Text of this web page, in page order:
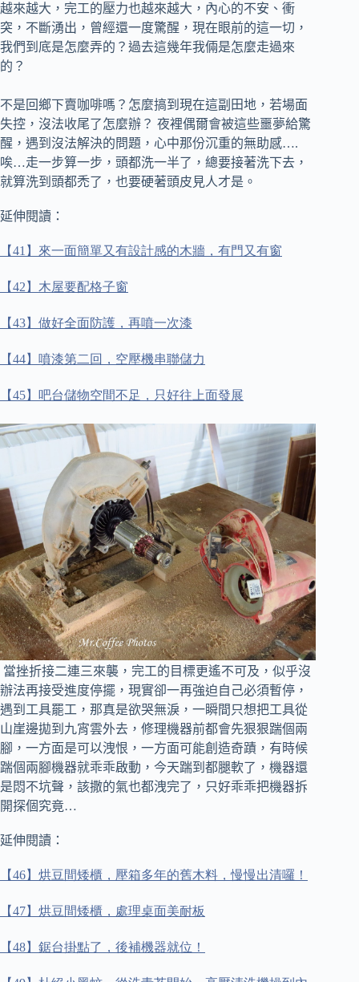
越來越大，完工的壓力也越來越大，內心的不安、衝
突，不斷湧出，曾經還一度驚醒，現在眼前的這一切，
我們到底是怎麼弄的？過去這幾年我倆是怎麼走過來
的？
不是回鄉下賣咖啡嗎？怎麼搞到現在這副田地，若場面
失控，沒法收尾了怎麼辦？ 夜裡偶爾會被這些噩夢給驚
醒，遇到沒法解決的問題，心中那份沉重的無助感….
唉…走一步算一步，頭都洗一半了，總要接著洗下去，
就算洗到頭都禿了，也要硬著頭皮見人才是。
延伸閱讀：
【41 】來一面簡單又有設計感的木牆，有門又有窗
【42 】木屋要配格子窗
【43】做好全面防護，再噴一次漆
【44】噴漆第二回，空壓機串聯儲力
【45】吧台儲物空間不足，只好往上面發展
當挫折接二連三來襲，完工的目標更遙不可及，似乎沒
辦法再接受進度停擺，現實卻一再強迫自己必須暫停，
遇到工具罷工，那真是欲哭無淚，一瞬間只想把工具從
山崖邊拋到九宵雲外去，修理機器前都會先狠狠踹個兩
腳，一方面是可以洩恨，一方面可能創造奇蹟，有時候
踹個兩腳機器就乖乖啟動，今天踹到都腿軟了，機器還
是悶不坑聲，該撒的氣也都洩完了，只好乖乖把機器拆
開探個究竟…
延伸閱讀：
【46】烘豆間矮櫃，壓箱多年的舊木料，慢慢出清囉！
【47】烘豆間矮櫃，處理桌面美耐板
【48】鋸台掛點了，後補機器就位！